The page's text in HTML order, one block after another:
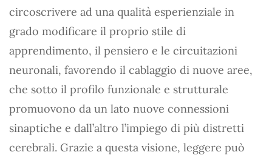
circoscrivere ad una qualità esperienziale in
grado modificare il proprio stile di
apprendimento, il pensiero e le circuitazioni
neuronali, favorendo il cablaggio di nuove aree,
che sotto il profilo funzionale e strutturale
promuovono da un lato nuove connessioni
sinaptiche e dall’altro l’impiego di più distretti
cerebrali. Grazie a questa visione, leggere può